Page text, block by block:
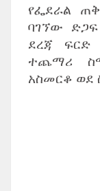
የፌደራል
ባገኘው
ደረጃ
ተጨማሪ
አስመርቆ ወደ